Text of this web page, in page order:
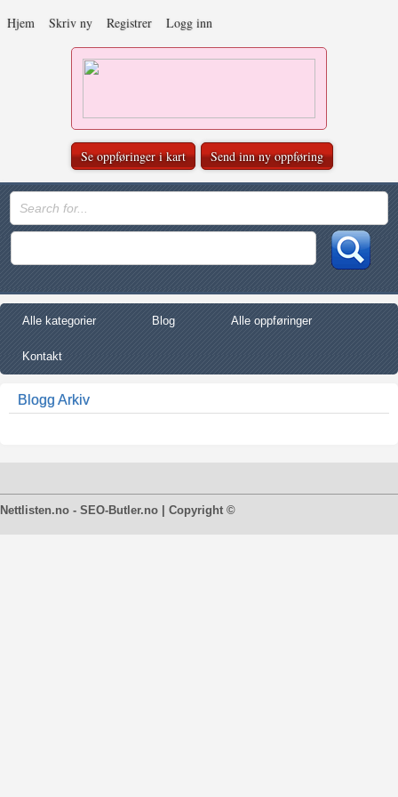
Hjem Skriv ny Registrer Logg inn
Se oppføringer i kart Send inn ny oppføring
Alle kategorier Blog Alle oppføringer
Kontakt
Blogg Arkiv
Nettlisten.no - SEO-Butler.no | Copyright ©